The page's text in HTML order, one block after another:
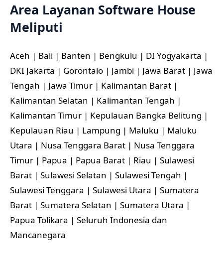
Area Layanan Software House
Meliputi
Aceh | Bali | Banten | Bengkulu | DI Yogyakarta |
DKI Jakarta | Gorontalo | Jambi | Jawa Barat | Jawa
Tengah | Jawa Timur | Kalimantan Barat |
Kalimantan Selatan | Kalimantan Tengah |
Kalimantan Timur | Kepulauan Bangka Belitung |
Kepulauan Riau | Lampung | Maluku | Maluku
Utara | Nusa Tenggara Barat | Nusa Tenggara
Timur | Papua | Papua Barat | Riau | Sulawesi
Barat | Sulawesi Selatan | Sulawesi Tengah |
Sulawesi Tenggara | Sulawesi Utara | Sumatera
Barat | Sumatera Selatan | Sumatera Utara |
Papua Tolikara | Seluruh Indonesia dan
Mancanegara